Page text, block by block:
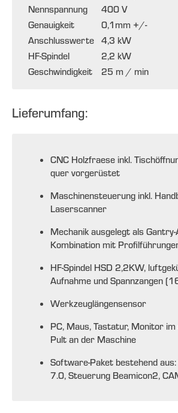
Nennspannung
400 V
Genauigkeit
0,1mm +/-
Anschlusswerte 4,3 kW
HF-Spindel
2,2 kW
Geschwindigkeit
25 m / min
Lieferumfang:
CNC Holzfraese inkl.
quer vorgerüstet
Maschinensteuerung inkl.
Laserscanner
Mechanik ausgelegt als
Kombination mit
HF-Spindel HSD 2,2KW,
Aufnahme und Spannzangen
Werkzeuglängensensor
PC, Maus, Tastatur, Monitor
Pult an der Maschine
Software-Paket bestehend aus:
7.0, Steuerung Beamicon2,